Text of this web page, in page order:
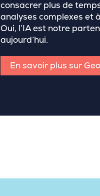
consacrer plus de
analyses complexes et
Oui, l’IA est notre
aujourd’hui.
En savoir plus sur